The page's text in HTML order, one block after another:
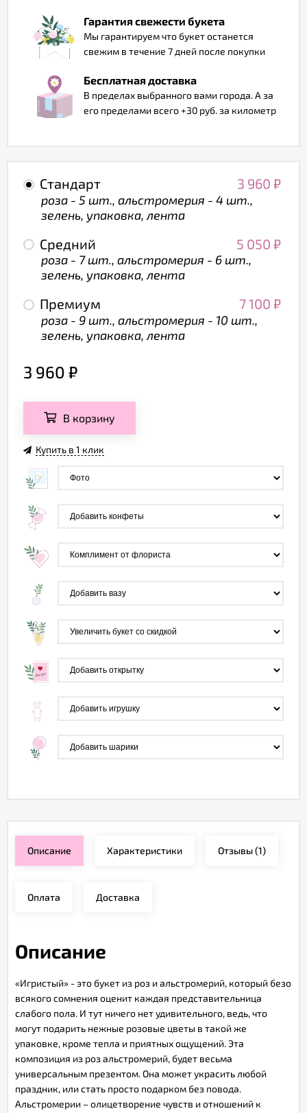
Гарантия свежести букета
Мы гарантируем что букет останется
свежим в течение 7 дней после покупки
Бесплатная доставка
В пределах выбранного вами города. А за
его пределами всего +30 руб. за километр
Стандарт 3 960 ₽
роза - 5 шт., альстромерия - 4 шт.,
зелень, упаковка, лента
Средний 5 050 ₽
роза - 7 шт., альстромерия - 6 шт.,
зелень, упаковка, лента
Премиум 7 100 ₽
роза - 9 шт., альстромерия - 10 шт.,
зелень, упаковка, лента
3 960 ₽
В корзину
Купить в 1 клик
Описание Характеристики Отзывы(1)
Оплата Доставка
Описание
«Игристый» - это букет из роз и альстромерий, который безо
всякого сомнения оценит каждая представительница
слабого пола. И тут ничего нет удивительного, ведь, что
могут подарить нежные розовые цветы в такой же
упаковке, кроме тепла и приятных ощущений. Эта
композиция из роз альстромерий, будет весьма
универсальным презентом. Она может украсить любой
праздник, или стать просто подарком без повода.
Альстромерии – олицетворение чувств и отношений к